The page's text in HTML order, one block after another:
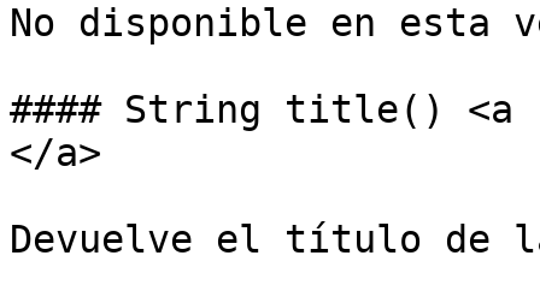
No disponible en esta
#### String title()
</a>
Devuelve el título de